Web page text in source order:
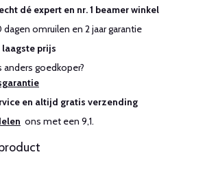
dé expert en nr. 1 beamer winkel
dagen omruilen en 2 jaar garantie
prijs
anders goedkoper?
en altijd gratis verzending
ons met een 9,1.